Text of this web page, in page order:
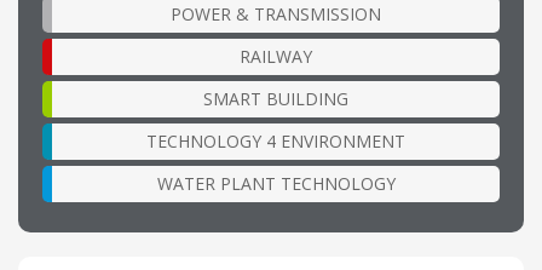
POWER & TRANSMISSION
RAILWAY
SMART BUILDING
TECHNOLOGY 4 ENVIRONMENT
WATER PLANT TECHNOLOGY